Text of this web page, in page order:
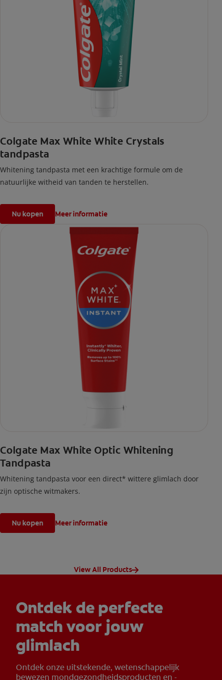
Colgate Max White White Crystals
tandpasta
Whitening tandpasta met een krachtige formule om de
natuurlijke witheid van tanden te herstellen.
Nu kopen Meer informatie
Colgate Max White Optic Whitening
Tandpasta
Whitening tandpasta voor een direct* wittere glimlach door
zijn optische witmakers.
Nu kopen Meer informatie
View All Products
Ontdek de perfecte
match voor jouw
glimlach
Ontdek onze uitstekende, wetenschappelijk
bewezen mondgezondheidsproducten en -